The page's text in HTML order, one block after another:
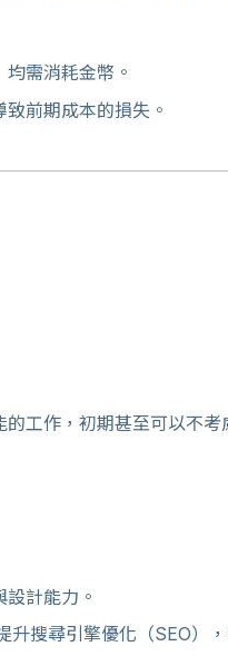
需消耗金幣。
前期成本的損失。
工作，初期甚至可以不考
計能力。
搜尋引擎優化（SEO）